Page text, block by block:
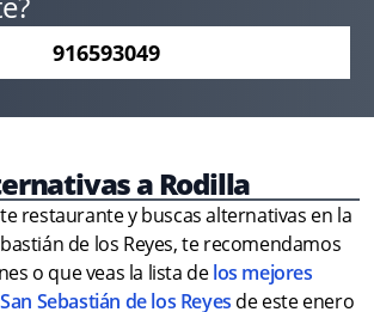
916593049
a Rodilla
restaurante y buscas alternativas en la
de los Reyes, te recomendamos
o que veas la lista delos mejores
Sebastián de los Reyes de este enero